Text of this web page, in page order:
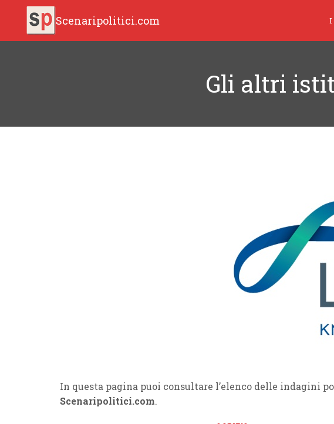
Scenaripolitici.com I
Gli altri
In questa pagina puoi consultare l’elenco delle indagini
Scenaripolitici.com.